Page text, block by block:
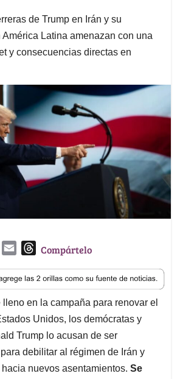
de Trump en Irán y su
Latina amenazan con una
y consecuencias directas en
a
i
l
T
r
e
a
d
s
Compártelo
en la campaña para renovar el
Unidos, los demócratas y
Trump lo acusan de ser
debilitar al régimen de Irán y
nuevos asentamientos. Se